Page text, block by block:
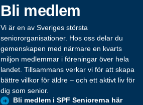
Bli medlem
Vi är en av Sveriges största
seniororganisationer. Hos oss delar du
gemenskapen med närmare en kvarts
miljon medlemmar i föreningar över hela
landet. Tillsammans verkar vi för att skapa
bättre villkor för äldre – och ett aktivt liv för
dig som senior.
Bli medlem i SPF Seniorerna här